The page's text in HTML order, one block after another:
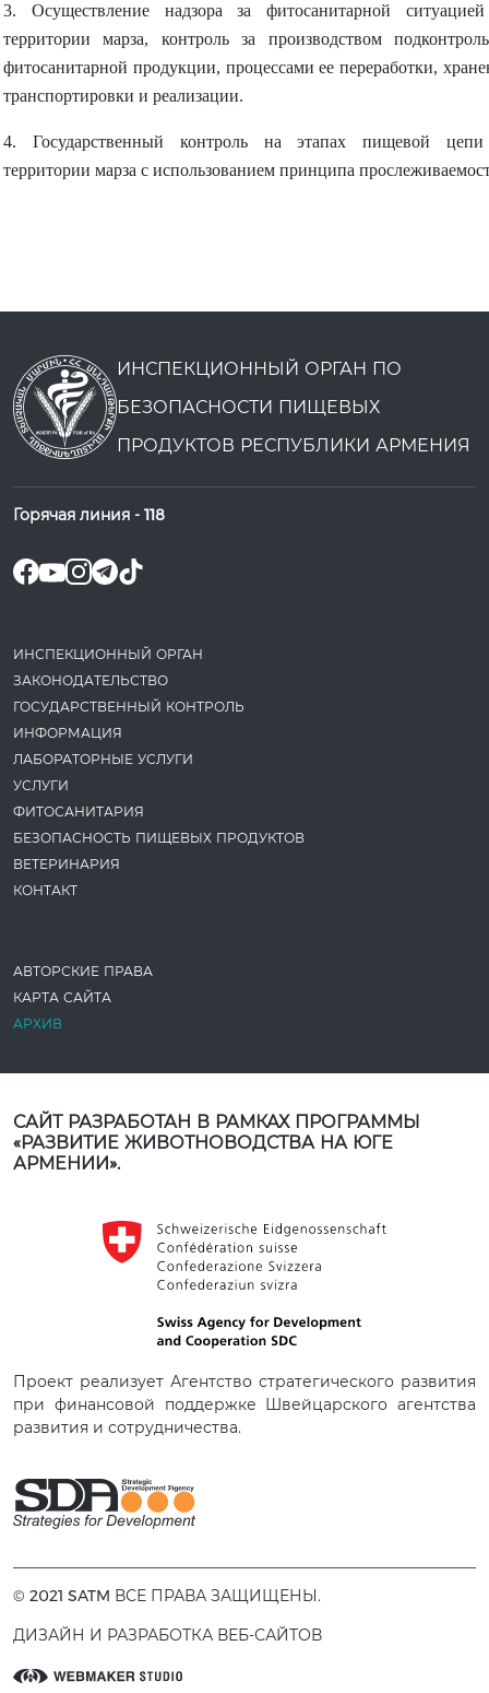
3. Осуществление надзора за фитосанитарной
территории марза, контроль за производством
фитосанитарной продукции, процессами ее переработки,
транспортировки и реализации.
4. Государственный контроль на этапах пищевой
территории марза с использованием принципа
ИНСПЕКЦИОННЫЙ ОРГАН ПО
БЕЗОПАСНОСТИ ПИЩЕВЫХ
ПРОДУКТОВ РЕСПУБЛИКИ АРМЕНИЯ
Горячая линия - 118
ИНСПЕКЦИОННЫЙ ОРГАН
ЗАКОНОДАТЕ­ЛЬСТВО
ГОСУДАРСТВЕННЫЙ КОНТРОЛЬ
ИНФОРМАЦИЯ
ЛАБОРАТОРНЫЕ УСЛУГИ
УСЛУГИ
ФИТОСАНИТАРИЯ
БЕЗОПАСНОСТЬ ПИЩЕВЫХ ПРОДУКТОВ
ВЕТЕРИНАРИЯ
КОНТАКТ
АВТОРСКИЕ ПРАВА
КАРТА САЙТА
АРХИВ
САЙТ РАЗРАБОТАН В РАМКАХ ПРОГРАММЫ
«РАЗВИТИЕ ЖИВОТНОВОДСТВА НА ЮГЕ
АРМЕНИИ».
Проект реализует Агентство стратегического развития
при финансовой поддержке Швейцарского агентства
развития и сотрудничества.
© 2021 SATM ВСЕ ПРАВА ЗАЩИЩЕНЫ.
ДИЗАЙН И РАЗРАБОТКА ВЕБ-САЙТОВ